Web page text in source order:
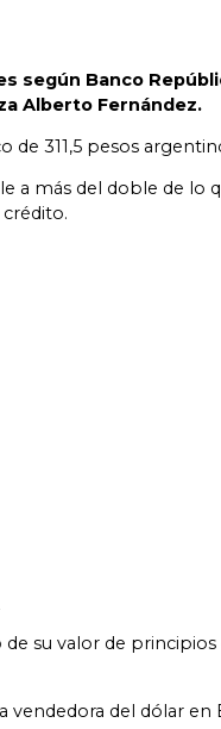
según Banco
Alberto Fernández.
311,5 pesos
a más del doble de
de su valor de
del dólar